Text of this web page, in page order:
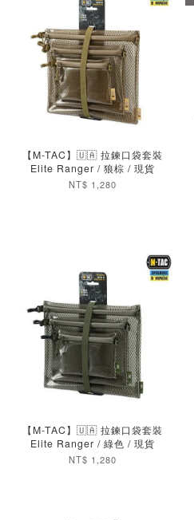
加入購物車
【M-TAC】🇺🇦 拉鍊口袋套裝
Elite Ranger / 狼棕 / 現貨
NT$ 1,280
加入購物車
【M-TAC】🇺🇦 拉鍊口袋套裝
Elite Ranger / 綠色 / 現貨
NT$ 1,280